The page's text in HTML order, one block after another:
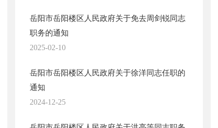
岳阳市岳阳楼区人民政府关于免去周剑锐同志
职务的通知
2025-02-10
岳阳市岳阳楼区人民政府关于徐洋同志任职的
通知
2024-12-25